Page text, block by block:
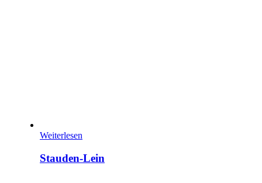
Weiterlesen
Stauden-Lein